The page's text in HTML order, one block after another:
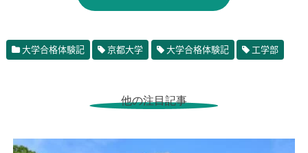
大学合格体験記 京都大学 大学合格体験記 工学部
他の注目記事